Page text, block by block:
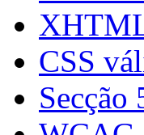
CSS
Secção